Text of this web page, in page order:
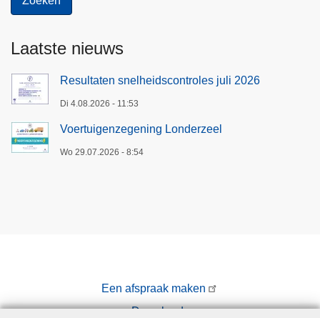
Laatste nieuws
Resultaten snelheidscontroles juli 2026
Di 4.08.2026 - 11:53
Voertuigenzegening Londerzeel
Wo 29.07.2026 - 8:54
Een afspraak maken
Downloads